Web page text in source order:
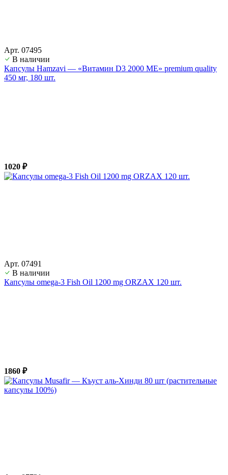
Арт. 07495
В наличии
Капсулы Hamzavi — «Витамин D3 2000 ME» premium quality
450 мг, 180 шт.
1020 ₽
Арт. 07491
В наличии
Капсулы omega-3 Fish Oil 1200 mg ORZAX 120 шт.
1860 ₽